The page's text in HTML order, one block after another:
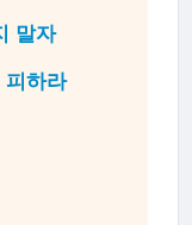
말자
피하라